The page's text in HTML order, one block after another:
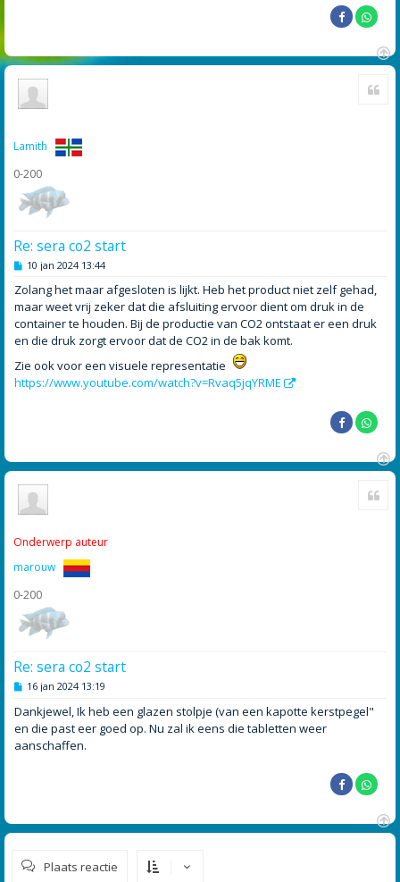
O
Lamith
0-200
Re: sera co2 start
B
r
i
c
h
10 jan 2024 13:44
Zolang het maar afgesloten is lijkt. Heb het product niet zelf gehad,
maar weet vrij zeker dat die afsluiting ervoor dient om druk in de
container te houden. Bij de productie van CO2 ontstaat er een druk
en die druk zorgt ervoor dat de CO2 in de bak komt.
Zie ook voor een visuele representatie
https://www.youtube.com/watch?v=Rvaq5jqYRME
O
Onderwerp auteur
marouw
0-200
Re: sera co2 start
B
r
i
c
h
16 jan 2024 13:19
Dankjewel, Ik heb een glazen stolpje (van een kapotte kerstpegel"
en die past eer goed op. Nu zal ik eens die tabletten weer
aanschaffen.
O
Plaats reactie